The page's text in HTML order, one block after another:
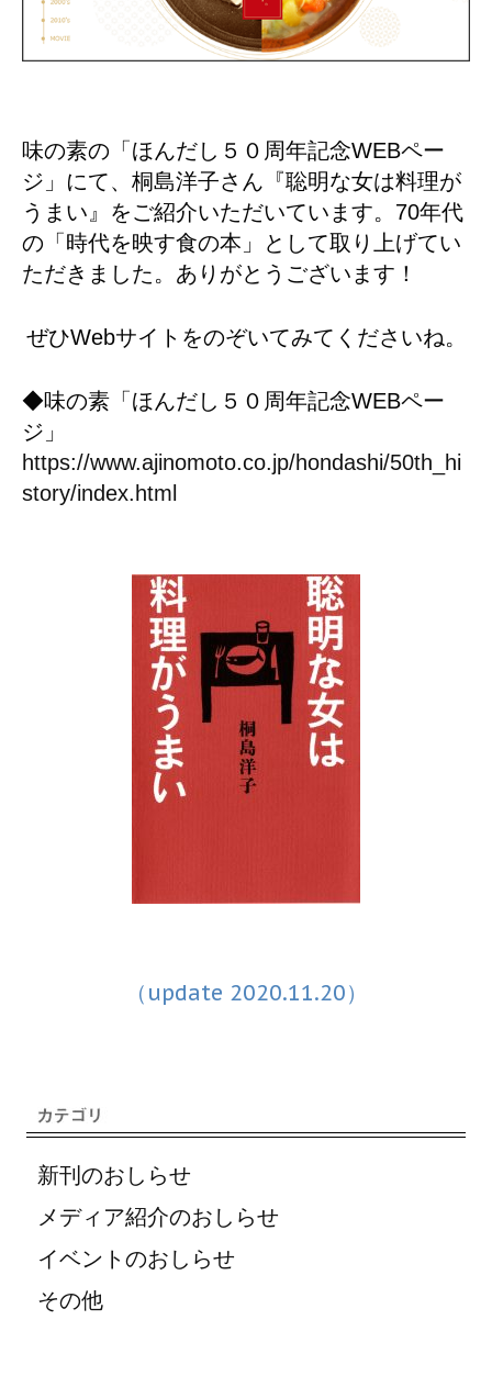
味の素の「ほんだし５０周年記念WEBペー
ジ」にて、桐島洋子さん『聡明な女は料理が
うまい』をご紹介いただいています。70年代
の「時代を映す食の本」として取り上げてい
ただきました。ありがとうございます！
ぜひWebサイトをのぞいてみてくださいね。
◆味の素「ほんだし５０周年記念WEBペー
ジ」
https://www.ajinomoto.co.jp/hondashi/50th_hi
story/index.html
（update 2020.11.20）
新刊のおしらせ
メディア紹介のおしらせ
イベントのおしらせ
その他